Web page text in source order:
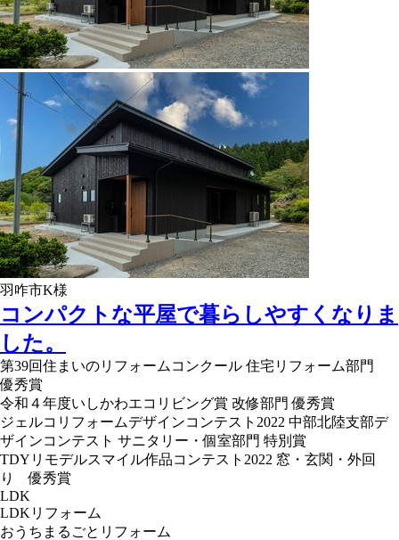
羽咋市K様
コンパクトな平屋で暮らしやすくなりま
した。
第39回住まいのリフォームコンクール 住宅リフォーム部門
優秀賞
令和４年度いしかわエコリビング賞 改修部門 優秀賞
ジェルコリフォームデザインコンテスト2022 中部北陸支部デ
ザインコンテスト サニタリー・個室部門 特別賞
TDYリモデルスマイル作品コンテスト2022 窓・玄関・外回
り 優秀賞
LDK
LDKリフォーム
おうちまるごとリフォーム